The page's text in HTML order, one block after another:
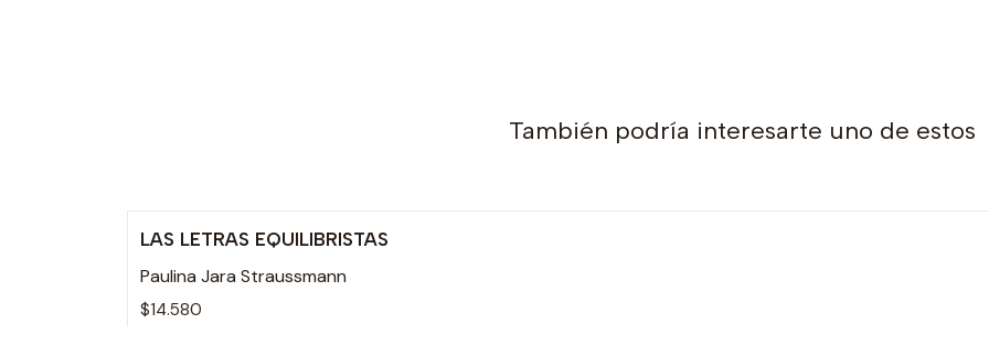
También podría interesarte uno de estos
LAS LETRAS EQUILIBRISTAS
Paulina Jara Straussmann
$14.580